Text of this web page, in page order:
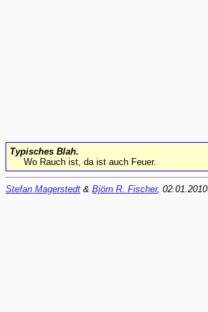
Typisches Blah.
Wo Rauch ist, da ist auch Feuer.
Stefan Magerstedt & Björn R. Fischer, 02.01.2010